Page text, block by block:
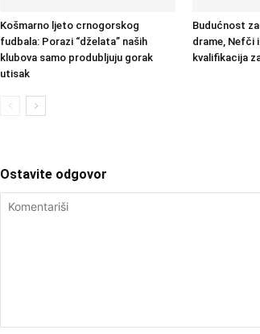
Košmarno ljeto crnogorskog
fudbala: Porazi “dželata” naših
klubova samo produbljuju gorak
utisak
Budućnost
drame, Nefči
kvalifikacija
Ostavite odgovor